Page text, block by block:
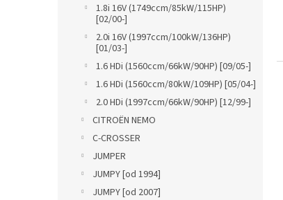
1.8i 16V (1749ccm/85kW/115HP)
[02/00-]
2.0i 16V (1997ccm/100kW/136HP)
[01/03-]
1.6 HDi (1560ccm/66kW/90HP) [09/05-]
1.6 HDi (1560ccm/80kW/109HP) [05/04-]
2.0 HDi (1997ccm/66kW/90HP) [12/99-]
CITROËN NEMO
C-CROSSER
JUMPER
JUMPY [od 1994]
JUMPY [od 2007]